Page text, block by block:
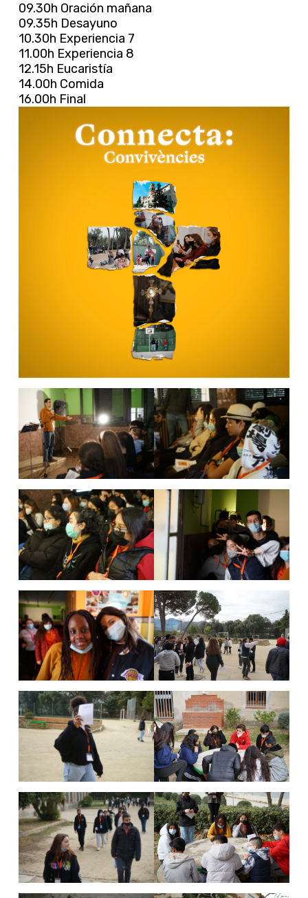
09.30h Oración mañana
09.35h Desayuno
10.30h Experiencia 7
11.00h Experiencia 8
12.15h Eucaristía
14.00h Comida
16.00h Final